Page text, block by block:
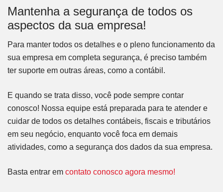
Mantenha a segurança de todos os
aspectos da sua empresa!
Para manter todos os detalhes e o pleno funcionamento da
sua empresa em completa segurança, é preciso também
ter suporte em outras áreas, como a contábil.
E quando se trata disso, você pode sempre contar
conosco! Nossa equipe está preparada para te atender e
cuidar de todos os detalhes contábeis, fiscais e tributários
em seu negócio, enquanto você foca em demais
atividades, como a segurança dos dados da sua empresa.
Basta entrar em contato conosco agora mesmo!